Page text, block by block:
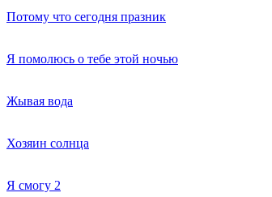
Потому что сегодня празник
Я помолюсь о тебе этой ночью
Жывая вода
Хозяин солнца
Я смогу 2